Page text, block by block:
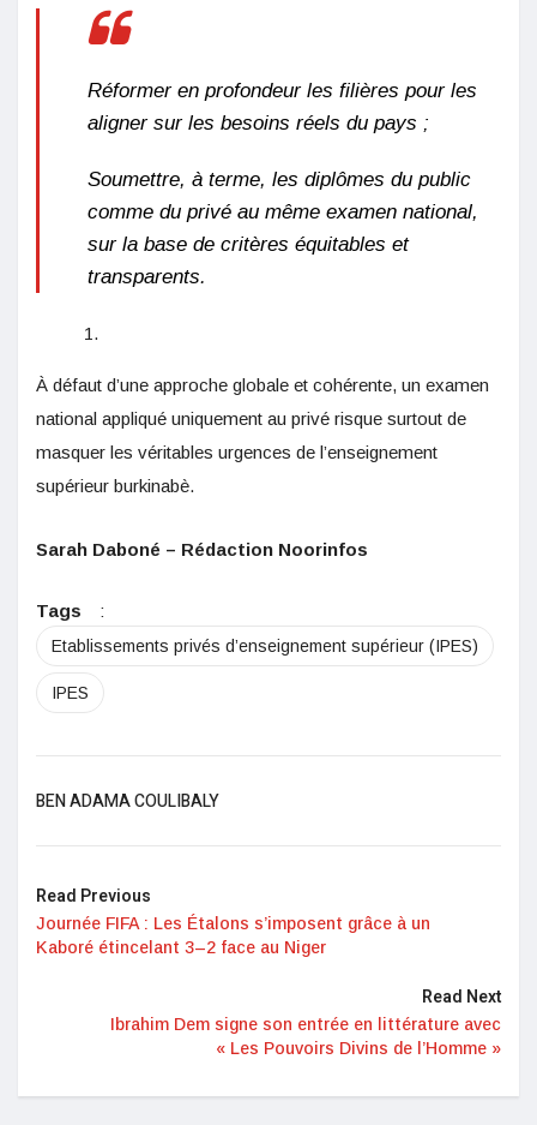
Réformer en profondeur les filières pour les
aligner sur les besoins réels du pays ;
Soumettre, à terme, les diplômes du public
comme du privé au même examen national,
sur la base de critères équitables et
transparents.
À défaut d’une approche globale et cohérente, un examen
national appliqué uniquement au privé risque surtout de
masquer les véritables urgences de l’enseignement
supérieur burkinabè.
Sarah Daboné – Rédaction Noorinfos
Tags :
Etablissements privés d’enseignement supérieur (IPES)
IPES
BEN ADAMA COULIBALY
Read Previous
Journée FIFA : Les Étalons s’imposent grâce à un
Kaboré étincelant 3–2 face au Niger
Read Next
Ibrahim Dem signe son entrée en littérature avec
« Les Pouvoirs Divins de l’Homme »